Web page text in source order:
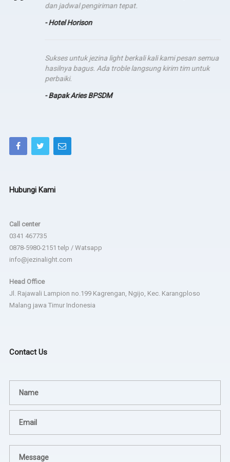
dan jadwal pengiriman tepat.
- Hotel Horison
Sukses untuk jezina light berkali kali kami pesan semua
hasilnya bagus. Ada troble langsung kirim tim untuk
perbaiki.
- Bapak Aries BPSDM
Hubungi Kami
Call center
0341 467735
0878-5980-2151 telp / Watsapp
info@jezinalight.com
Head Office
Jl. Rajawali Lampion no.199 Kagrengan, Ngijo, Kec. Karangploso
Malang jawa Timur Indonesia
Contact Us